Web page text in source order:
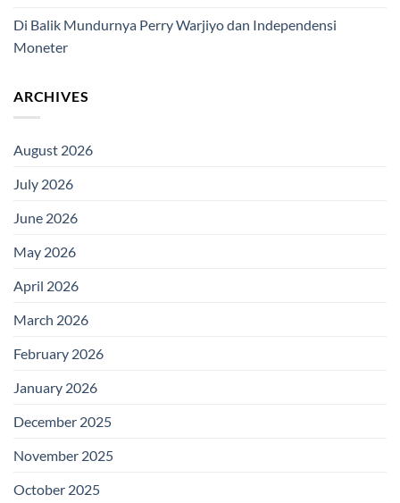
Di Balik Mundurnya Perry Warjiyo dan Independensi
Moneter
ARCHIVES
August 2026
July 2026
June 2026
May 2026
April 2026
March 2026
February 2026
January 2026
December 2025
November 2025
October 2025